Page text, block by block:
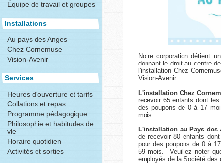
Équipe de travail et groupes
Installations
Au pays des Anges
Chez Cornemuse
Vision-Avenir
Services
Heures d'ouverture et tarifs
Collations et repas
Programme pédagogique
Philosophie et habitudes de
vie
Horaire quotidien
Activités et sorties
Notre corporation détient
donnant le droit au centre
l'installation Chez
Vision-Avenir.
L'installation Chez
recevoir 65 enfants dont
des poupons de 0 à 17
mois.
L'installation au Pays des
de recevoir 80 enfants
pour des poupons de 0 à
59 mois. Veuillez noter
employés de la Société des